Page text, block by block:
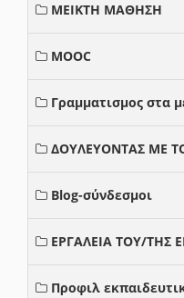
ΜΕΙΚΤΗ ΜΑΘΗΣΗ
MOOC
Γραμματισμος στα
ΔΟΥΛΕΥΟΝΤΑΣ ΜΕ
Blog-σύνδεσμοι
ΕΡΓΑΛΕΙΑ ΤΟΥ/ΤΗΣ
Προφιλ